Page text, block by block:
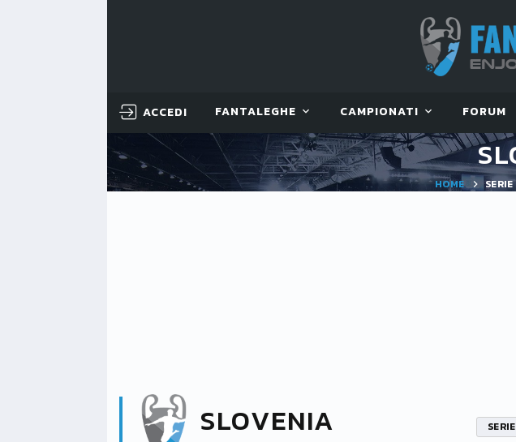
ACCEDI FANTALEGHE CAMPIONATI FORUM
HOME
SLOVENIA